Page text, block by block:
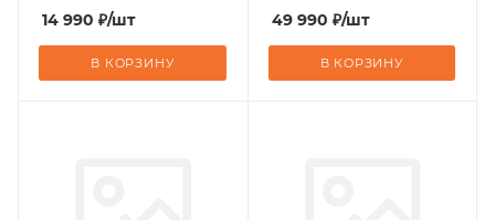
14 990 ₽/шт
В КОРЗИНУ
49 990 ₽/шт
В КОРЗИНУ